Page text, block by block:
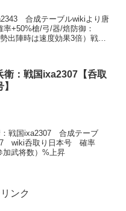
合成テーブルwikiより唐
+50%槍/弓/器/焙防御：
出陣時は速度効果3倍）戦慄
衛：戦国ixa2307【呑取
：戦国ixa2307 合成テーブ
wiki呑取り日本号 確率
加武将数）%上昇
ンク